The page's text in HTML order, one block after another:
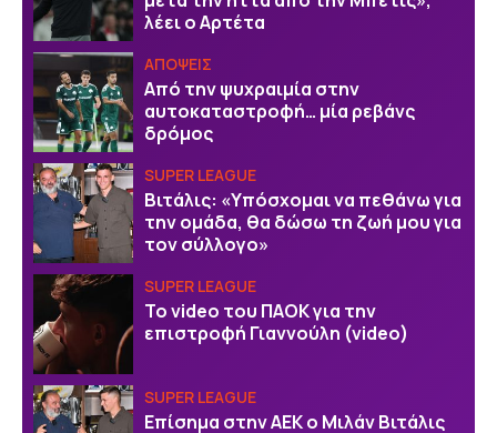
λέει ο Αρτέτα
ΑΠΟΨΕΙΣ
Από την ψυχραιμία στην
αυτοκαταστροφή… μία ρεβάνς
δρόμος
SUPER LEAGUE
Βιτάλις: «Υπόσχομαι να πεθάνω για
την ομάδα, θα δώσω τη ζωή μου για
τον σύλλογο»
SUPER LEAGUE
Το video του ΠΑΟΚ για την
επιστροφή Γιαννούλη (video)
SUPER LEAGUE
Επίσημα στην ΑΕΚ ο Μιλάν Βιτάλις